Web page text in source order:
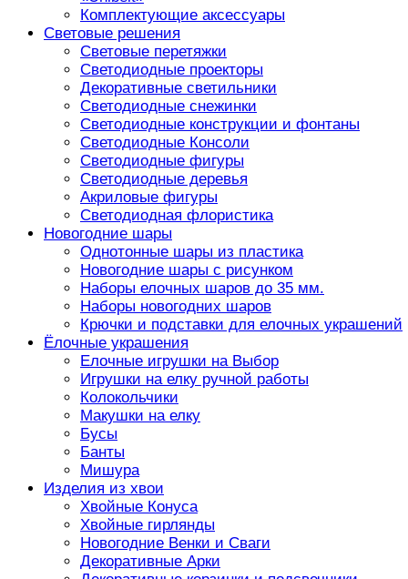
Комплектующие аксессуары
Световые решения
Световые перетяжки
Светодиодные проекторы
Декоративные светильники
Светодиодные снежинки
Светодиодные конструкции и фонтаны
Светодиодные Консоли
Светодиодные фигуры
Светодиодные деревья
Акриловые фигуры
Светодиодная флористика
Новогодние шары
Однотонные шары из пластика
Новогодние шары с рисунком
Наборы елочных шаров до 35 мм.
Наборы новогодних шаров
Крючки и подставки для елочных украшений
Ёлочные украшения
Елочные игрушки на Выбор
Игрушки на елку ручной работы
Колокольчики
Макушки на елку
Бусы
Банты
Мишура
Изделия из хвои
Хвойные Конуса
Хвойные гирлянды
Новогодние Венки и Сваги
Декоративные Арки